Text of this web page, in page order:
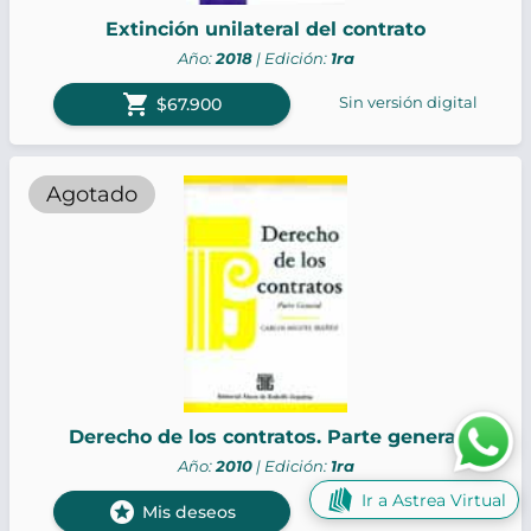
Extinción unilateral del contrato
Año:2018| Edición: 1ra
shopping_cart $67.900 Sin versión digital
Agotado
Derecho de los contratos. Parte general
Año:2010| Edición: 1ra
stars Mis deseos Sin versión digital
Ir a Astrea Virtual